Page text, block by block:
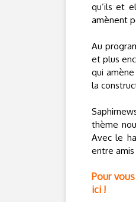
qu’ils et
amènent
Au
et plus
qui
la
thème
Avec le
entre amis
Pour
ici !